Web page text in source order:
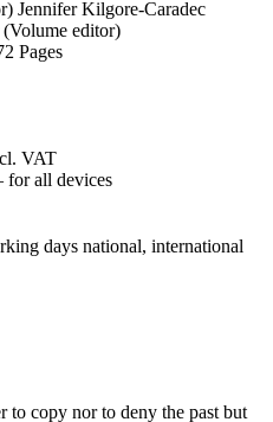
Jennifer Kilgore-Caradec
editor)
VAT
days national, international